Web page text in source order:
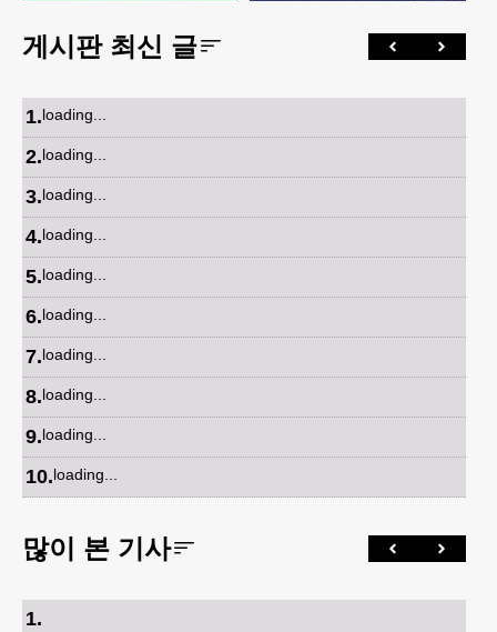
게시판 최신 글
1.loading...
2.loading...
3.loading...
4.loading...
5.loading...
6.loading...
7.loading...
8.loading...
9.loading...
10.loading...
많이 본 기사
1.